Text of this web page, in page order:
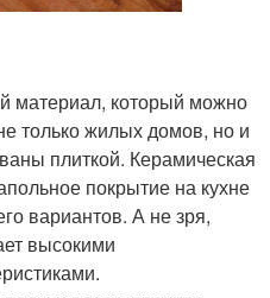
материал, который можно
только жилых домов, но и
плиткой. Керамическая
покрытие на кухне
вариантов. А не зря,
высокими